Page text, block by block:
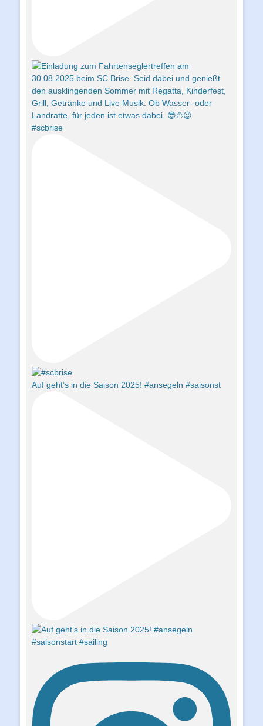
#scbrise
Auf geht’s in die Saison 2025! #ansegeln #saisonst